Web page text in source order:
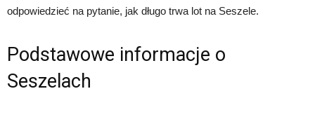
odpowiedzieć na pytanie, jak długo trwa lot na Seszele.
Podstawowe informacje o
Seszelach